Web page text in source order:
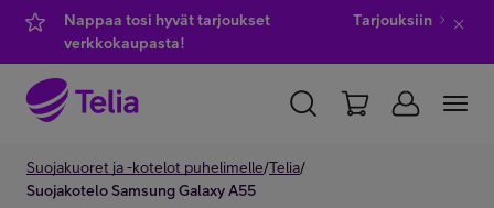
Nappaa tosi hyvät tarjoukset
verkkokaupasta!
Tarjouksiin
YKSITYISILLE YRITYKSILLE WHOLESALE
Suojakuoret ja -kotelot puhelimelle/Telia/
Suojakotelo Samsung Galaxy A55